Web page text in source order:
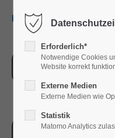
Erforderlich*
Notwendige Cookies
Website korrekt
Externe Medien
Externe Medien wie
Statistik
Matomo Analytics